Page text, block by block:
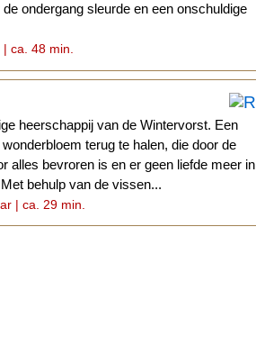
ondergang sleurde en een onschuldige
ca. 48 min.
heerschappij van de Wintervorst. Een
terug te halen, die door de
alles bevroren is en er geen liefde meer in
behulp van de vissen...
| ca. 29 min.